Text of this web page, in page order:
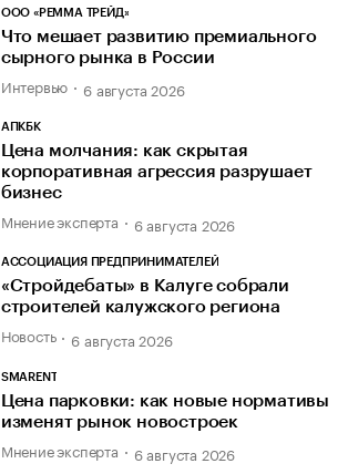
ООО «РЕММА ТРЕЙД»
Что мешает развитию премиального
сырного рынка в России
Интервью 6 августа 2026
АПКБК
Цена молчания: как скрытая
корпоративная агрессия разрушает
бизнес
Мнение эксперта 6 августа 2026
АССОЦИАЦИЯ ПРЕДПРИНИМАТЕЛЕЙ
«Стройдебаты» в Калуге собрали
строителей калужского региона
Новость 6 августа 2026
SMARENT
Цена парковки: как новые нормативы
изменят рынок новостроек
Мнение эксперта 6 августа 2026